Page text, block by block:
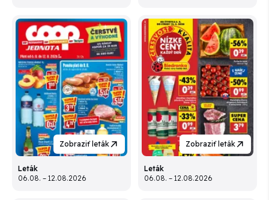
Zobraziť leták
Leták
06.08. – 12.08.2026
Zobraziť leták
Leták
06.08. – 12.08.2026